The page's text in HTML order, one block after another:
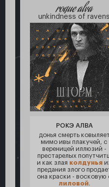
roque alva
unkindness of ravens
РОКЭ АЛВА
донья смерть ковыляет
мимо ивы плакучей, с
вереницей иллюзий -
престарелых
и как злая колдунья
предания злого
она краски - восковую
лиловой.